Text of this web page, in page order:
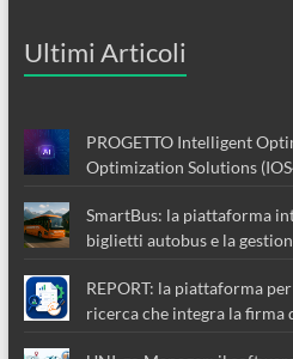
Ultimi Articoli
PROGETTO Intelligent
Optimization Solutions
SmartBus: la piattaforma
biglietti autobus e la
REPORT: la piattaforma
ricerca che integra la firma